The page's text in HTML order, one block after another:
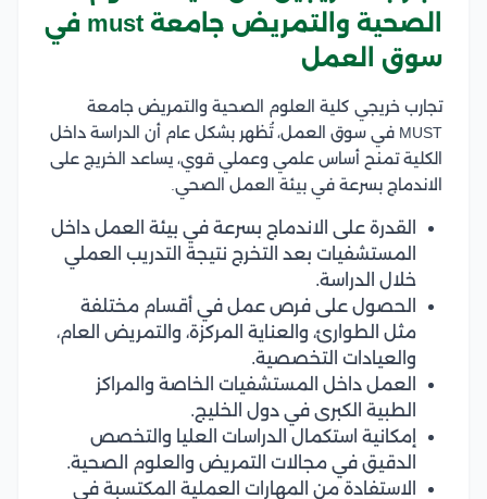
الصحية والتمريض جامعة must في
سوق العمل
تجارب خريجي كلية العلوم الصحية والتمريض جامعة
MUST في سوق العمل، تُظهر بشكل عام أن الدراسة داخل
الكلية تمنح أساس علمي وعملي قوي، يساعد الخريج على
الاندماج بسرعة في بيئة العمل الصحي.
القدرة على الاندماج بسرعة في بيئة العمل داخل
المستشفيات بعد التخرج نتيجة التدريب العملي
خلال الدراسة.
الحصول على فرص عمل في أقسام مختلفة
مثل الطوارئ، والعناية المركزة، والتمريض العام،
والعيادات التخصصية.
العمل داخل المستشفيات الخاصة والمراكز
الطبية الكبرى في دول الخليج.
إمكانية استكمال الدراسات العليا والتخصص
الدقيق في مجالات التمريض والعلوم الصحية.
الاستفادة من المهارات العملية المكتسبة في